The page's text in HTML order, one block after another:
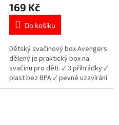
produktu
5,0
5
hvězdiček.
169 Kč
Do košíku
Dětský svačinový box Avengers
dělený je praktický box na
svačinu pro děti. ✓ 3 přihrádky ✓
plast bez BPA ✓ pevné uzavírání
✓ licencovaný motiv Avengers